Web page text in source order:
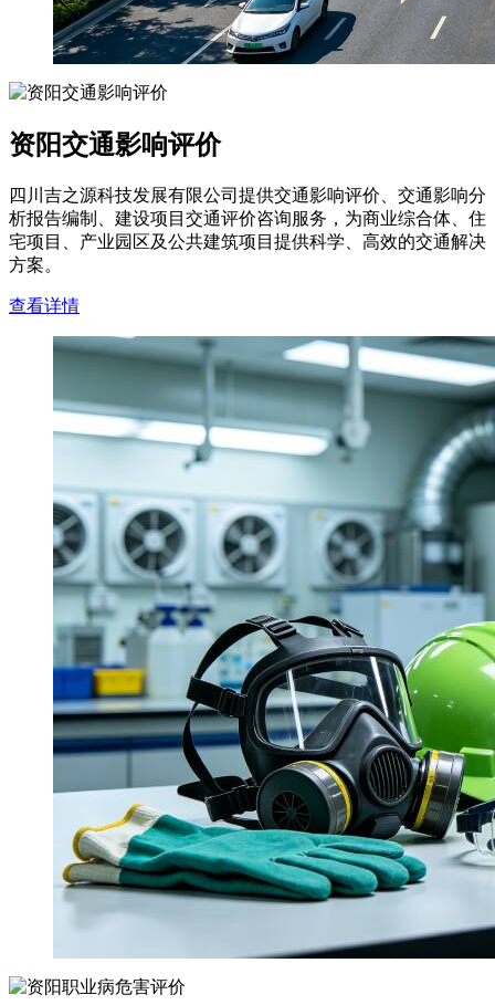
资阳交通影响评价
四川吉之源科技发展有限公司提供交通影响评价、交通影响分
析报告编制、建设项目交通评价咨询服务，为商业综合体、住
宅项目、产业园区及公共建筑项目提供科学、高效的交通解决
方案。
查看详情